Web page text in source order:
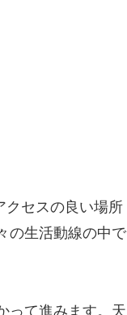
クセスの良い場所
の生活動線の中で
って進みます。天